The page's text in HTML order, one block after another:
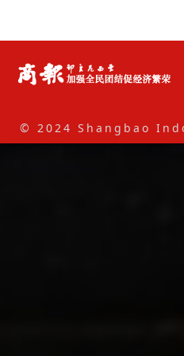
© 2024 Shangbao